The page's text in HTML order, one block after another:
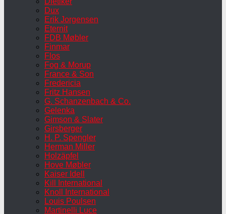
Dux
Erik Jorgensen
Eternit
FDB Møbler
Finmar
Flos
Fog & Morup
France & Son
Fredericia
Fritz Hansen
G. Schanzenbach & Co.
Gelenka
Gimson & Slater
Girsberger
H. P. Spengler
Herman Miller
Holzäpfel
Hove Møbler
Kaiser Idell
Kill International
Knoll International
Louis Poulsen
Martinelli Luce